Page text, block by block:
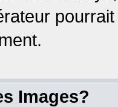
Images?